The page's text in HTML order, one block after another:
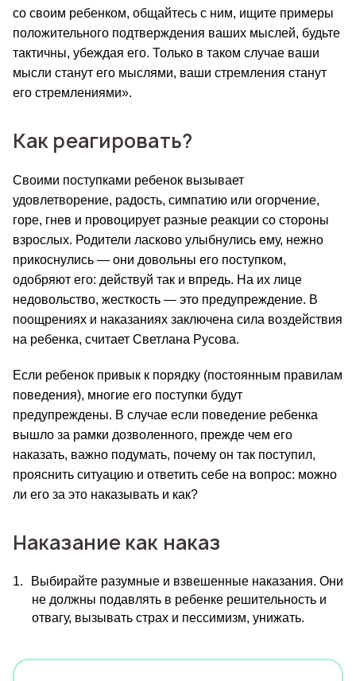
со своим ребенком, общайтесь с ним, ищите примеры
положительного подтверждения ваших мыслей, будьте
тактичны, убеждая его. Только в таком случае ваши
мысли станут его мыслями, ваши стремления станут
его стремлениями».
Как реагировать?
Своими поступками ребенок вызывает
удовлетворение, радость, симпатию или огорчение,
горе, гнев и провоцирует разные реакции со стороны
взрослых. Родители ласково улыбнулись ему, нежно
прикоснулись — они довольны его поступком,
одобряют его: действуй так и впредь. На их лице
недовольство, жесткость — это предупреждение. В
поощрениях и наказаниях заключена сила воздействия
на ребенка, считает Светлана Русова.
Если ребенок привык к порядку (постоянным правилам
поведения), многие его поступки будут
предупреждены. В случае если поведение ребенка
вышло за рамки дозволенного, прежде чем его
наказать, важно подумать, почему он так поступил,
прояснить ситуацию и ответить себе на вопрос: можно
ли его за это наказывать и как?
Наказание как наказ
1.
Выбирайте разумные и взвешенные наказания. Они
не должны подавлять в ребенке решительность и
отвагу, вызывать страх и пессимизм, унижать.